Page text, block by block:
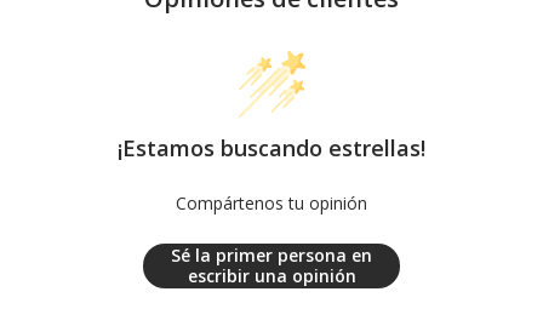
¡Estamos buscando estrellas!
Compártenos tu opinión
Sé la primer persona en
escribir una opinión